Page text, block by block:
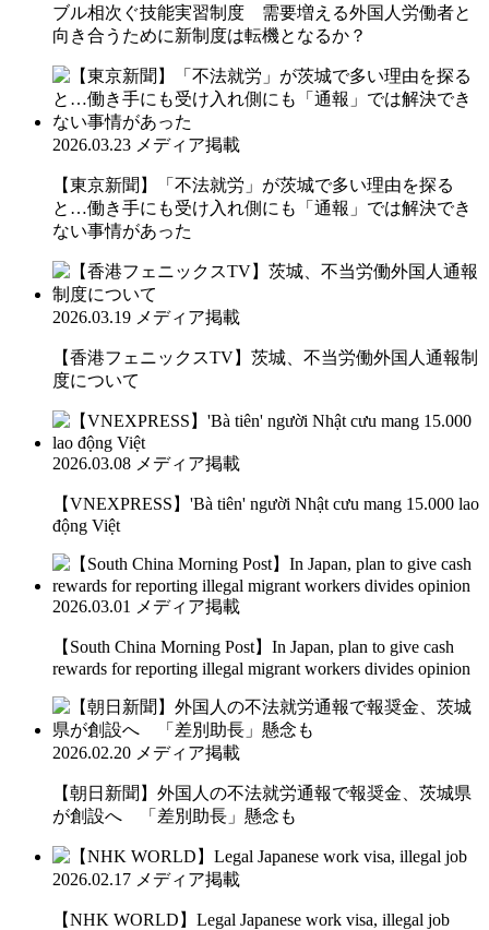
ブル相次ぐ技能実習制度 需要増える外国人労働者と
向き合うために新制度は転機となるか？
2026.03.23 メディア掲載
【東京新聞】「不法就労」が茨城で多い理由を探る
と…働き手にも受け入れ側にも「通報」では解決でき
ない事情があった
2026.03.19 メディア掲載
【香港フェニックスTV】茨城、不当労働外国人通報制
度について
2026.03.08 メディア掲載
【VNEXPRESS】'Bà tiên' người Nhật cưu mang 15.000 lao
động Việt
2026.03.01 メディア掲載
【South China Morning Post】In Japan, plan to give cash
rewards for reporting illegal migrant workers divides opinion
2026.02.20 メディア掲載
【朝日新聞】外国人の不法就労通報で報奨金、茨城県
が創設へ 「差別助長」懸念も
2026.02.17 メディア掲載
【NHK WORLD】Legal Japanese work visa, illegal job